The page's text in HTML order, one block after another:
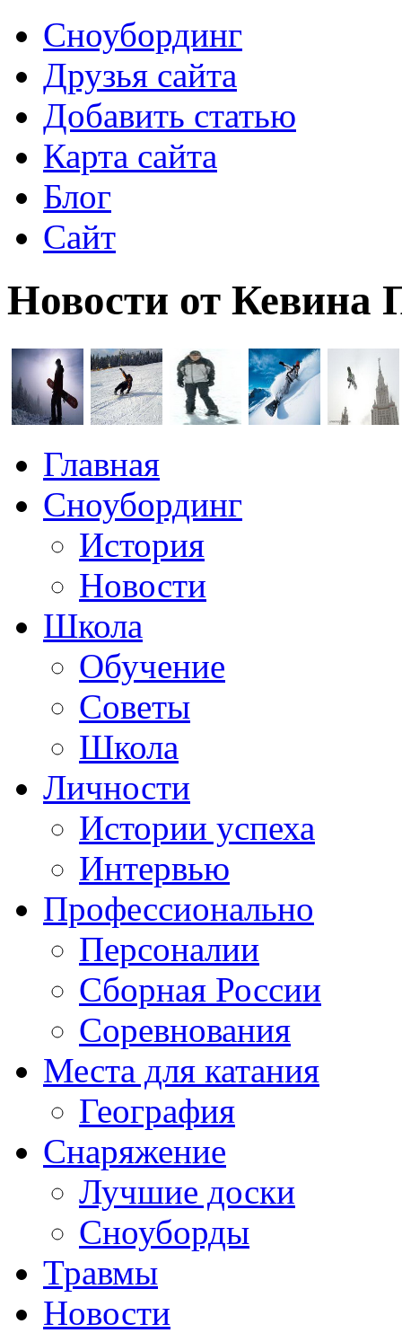
Сноубординг
Друзья сайта
Добавить статью
Карта сайта
Блог
Сайт
Новости от Кевина
Главная
Сноубординг
История
Новости
Школа
Обучение
Советы
Школа
Личности
Истории успеха
Интервью
Профессионально
Персоналии
Сборная России
Соревнования
Места для катания
География
Снаряжение
Лучшие доски
Сноуборды
Травмы
Новости